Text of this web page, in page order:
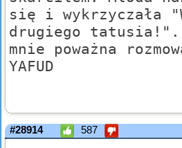
się i wykrzyczała
drugiego tatusia!".
mnie poważna
YAFUD
#28914 587